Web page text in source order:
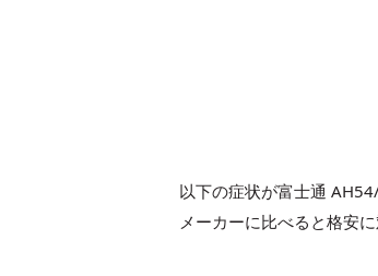
以下の症状が富士通
メーカーに比べると格安に